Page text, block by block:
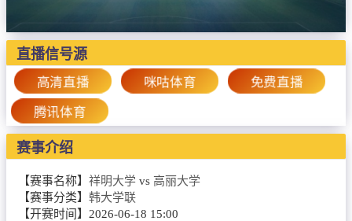
欧冠杯
中超
篮球直播
NBA
CBA
录像
直播信号源
高清直播 咪咕体育 免费直播
腾讯体育
赛事介绍
【赛事名称】 祥明大学 vs 高丽大学
【赛事分类】 韩大学联
【开赛时间】 2026-06-18 15:00